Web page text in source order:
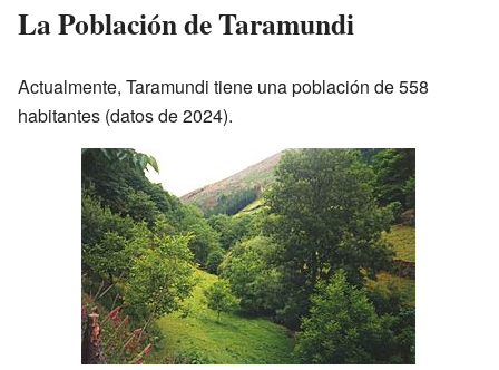
La Población de Taramundi
Actualmente, Taramundi tiene una población de 558
habitantes (datos de 2024).